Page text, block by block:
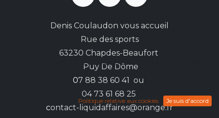
Denis Coulaudon vous accueil
Rue des sports
63230 Chapdes-Beaufort
Puy De Dôme
07 88 38 60 41 ou
04 73 61 68 25
contact-liquidaffaires@orange.fr
Nous utilisons des cookies pour vous fournir une
meilleure expérience utilisateur.
Politique relative aux cookies Je suis d'accord